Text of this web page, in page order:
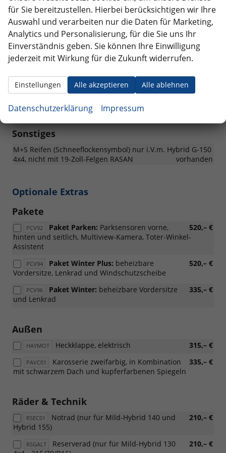
Haifisch-Antenne
vorhanden
Modulare Dachreling
vorhanden
Räder & Technik
Diamanteffekt in Schwarz
vorhanden
Reifendruckkontrolle
vorhanden
Reifenreperaturset
Sonstiges
M+S Reifen (Schneeflockensymbol) nur i.V.m. Hybrid G-150
4x4, nicht mit 19-Zoll-Felgen RASAN
vorhanden
Optionale Extras
Pakete
PCV92 520,– €
Paket Parken: Parksensoren vorne,
hinten und seitlich, Multiview-Kamera, Toter-Winkel-
Assistent
PCV94 520,– €
Paket Winter Plus: beheizbare
Vordersitze, Lenkrad und Windschutzscheibe
PCV96 335,– €
Paket Winter: beheizbare Vordersitze
und Lenkrad
Außen
HAYMOT 315,– €
Heckklappe, elektrisch
PAVC01 335,– €
Karosserie zweifarbig, in Kombination
mit schwarzem Dach und kupferfarbenen Spiegeln
Räder & Technik
RSEC01 210,– €
Notrad (nur für Mild-Hybrid 140 und
Hybrid 155)
RSGALT 210,– €
Reserverad (nur für Mild-Hybrid 130
für Sie bereitzustellen. Hierbei berücksichtigen wir Ihre
Auswahl und verarbeiten nur die Daten für Marketing,
Analytics und Personalisierung, für die Sie uns Ihr
Einverständnis geben. Sie können Ihre Einwilligung
jederzeit mit Wirkung für die Zukunft widerrufen.
Alle akzeptieren Alle ablehnen
Einstellungen
Datenschutzerklärung Impressum